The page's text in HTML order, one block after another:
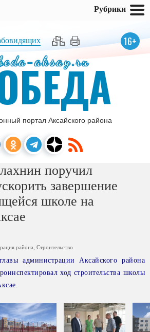
16+
aksay.ru
портал Аксайского района
поручил
завершение
школе на
района Строительство
администрации Аксайского района
ход строительства школы
Рубрики